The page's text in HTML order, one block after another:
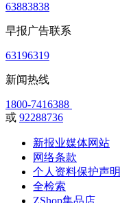
63883838
早报广告联系
63196319
新闻热线
1800-7416388
或 92288736
新报业媒体网站
网络条款
个人资料保护声明
全检索